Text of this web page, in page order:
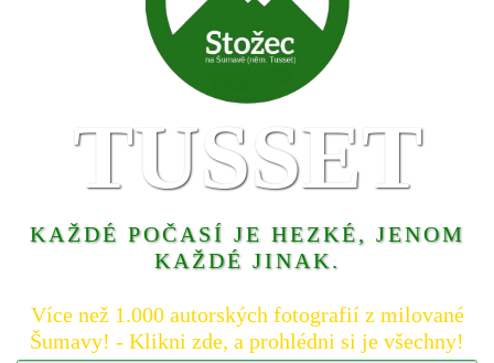
TUSSET
KAŽDÉ POČASÍ JE HEZKÉ, JENOM
KAŽDÉ JINAK.
Více než 1.000 autorských fotografií z milované
Šumavy! - Klikni zde, a prohlédni si je všechny!